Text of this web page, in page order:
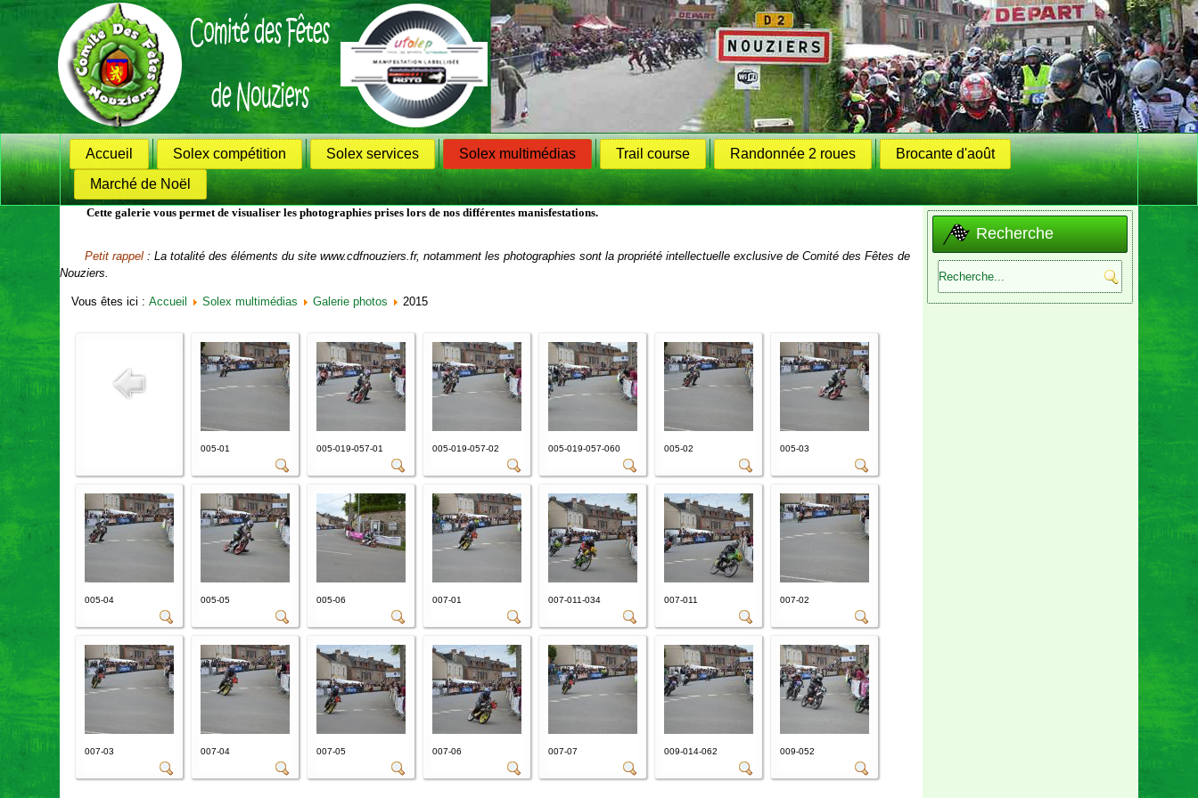
Accueil Solex compétition Solex services Solex multimédias Trail course Randonnée 2 roues
Brocante d'août
Marché de Noël
Cette galerie vous permet de visualiser les photographies prises lors de nos différentes manisfestations.
Petit rappel: La totalité des éléments du site www.cdfnouziers.fr, notamment les photographies sont la propriété intellectuelle exclusive de Comité des Fêtes de
Nouziers.
Vous êtes ici :Accueil Solex multimédias Galerie photos 2015
005-01 005-019-057-01 005-019-057-02 005-019-057-060 005-02 005-03
005-04 005-05 005-06 007-01 007-011-034 007-011 007-02
007-03 007-04 007-05 007-06 007-07 009-014-062 009-052
Recherche